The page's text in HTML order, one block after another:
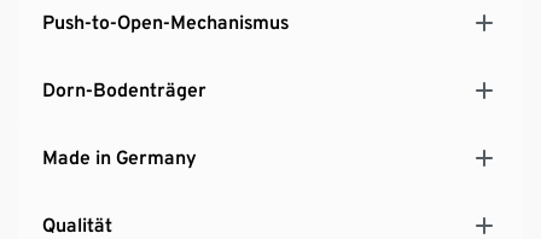
Push-to-Open-Mechanismus
Dorn-Bodenträger
Made in Germany
Qualität